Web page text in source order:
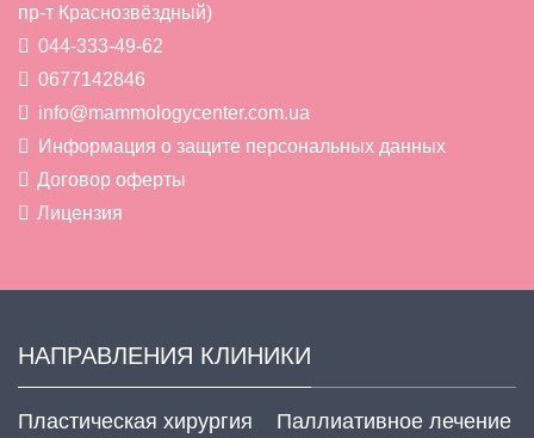
пр-т Краснозвёздный)
044-333-49-62
0677142846
info@mammologycenter.com.ua
Информация о защите персональных данных
Договор оферты
Лицензия
НАПРАВЛЕНИЯ КЛИНИКИ
Пластическая хирургия
Паллиативное лечение